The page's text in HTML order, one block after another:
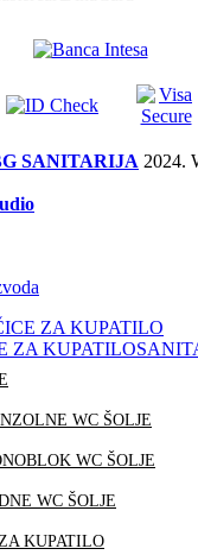
SANITARIJA 2024.
ZA KUPATILO
WC ŠOLJE
WC ŠOLJE
WC ŠOLJE
KUPATILO